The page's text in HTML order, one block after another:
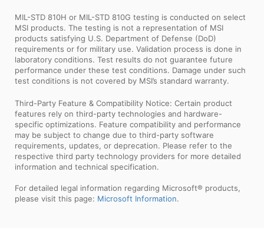
MIL-STD 810H or MIL-STD 810G testing is conducted on select
MSI products. The testing is not a representation of MSI
products satisfying U.S. Department of Defense (DoD)
requirements or for military use. Validation process is done in
laboratory conditions. Test results do not guarantee future
performance under these test conditions. Damage under such
test conditions is not covered by MSI’s standard warranty.
Third-Party Feature & Compatibility Notice: Certain product
features rely on third-party technologies and hardware-
specific optimizations. Feature compatibility and performance
may be subject to change due to third-party software
requirements, updates, or deprecation. Please refer to the
respective third party technology providers for more detailed
information and technical specification.
For detailed legal information regarding Microsoft® products,
please visit this page: Microsoft Information.